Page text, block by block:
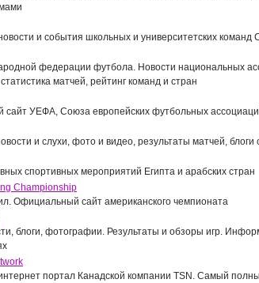
Е.В.Халипова и генеральный
директор холдинга «Газпром-
Медиа» Д.Н.Чернышенко (2018
г.)
и события школьных и университетских
федерации футбола. Новости национальных
матчей, рейтинг команд и стран
УЕФА, Союза европейских футбольных
и слухи, фото и видео, результаты матчей,
спортивных мероприятий Египта и арабских стран
Championship
Официальный сайт американского чемпионата
блоги, фотографии. Результаты и обзоры игр.
портал Канадской компании TSN. Самый